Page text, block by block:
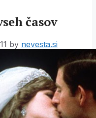
časov
by nevesta.si